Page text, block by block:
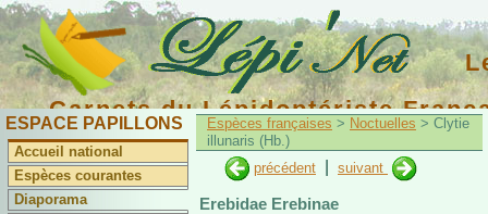
Carnets du Lépidoptériste
ESPACE PAPILLONS
Accueil national
Espèces courantes
Diaporama
Espèces françaises > Noctuelles > Clytie
illunaris (Hb.)
précédent
suivant
Erebidae Erebinae